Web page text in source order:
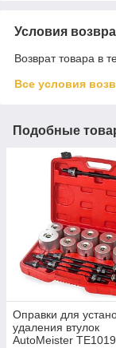
Условия
Возврат товара в
Все условия
Подобные
Оправки для
удаления втулок
AutoMeister TE1019